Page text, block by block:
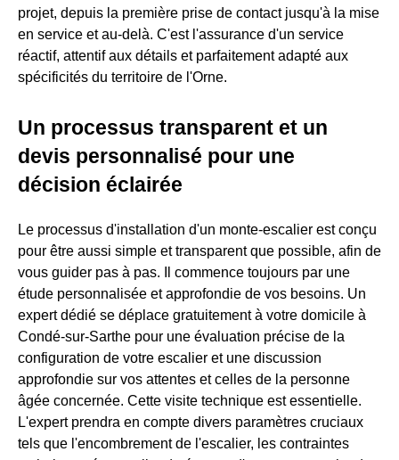
projet, depuis la première prise de contact jusqu'à la mise
en service et au-delà. C'est l'assurance d'un service
réactif, attentif aux détails et parfaitement adapté aux
spécificités du territoire de l'Orne.
Un processus transparent et un
devis personnalisé pour une
décision éclairée
Le processus d'installation d'un monte-escalier est conçu
pour être aussi simple et transparent que possible, afin de
vous guider pas à pas. Il commence toujours par une
étude personnalisée et approfondie de vos besoins. Un
expert dédié se déplace gratuitement à votre domicile à
Condé-sur-Sarthe pour une évaluation précise de la
configuration de votre escalier et une discussion
approfondie sur vos attentes et celles de la personne
âgée concernée. Cette visite technique est essentielle.
L'expert prendra en compte divers paramètres cruciaux
tels que l'encombrement de l'escalier, les contraintes